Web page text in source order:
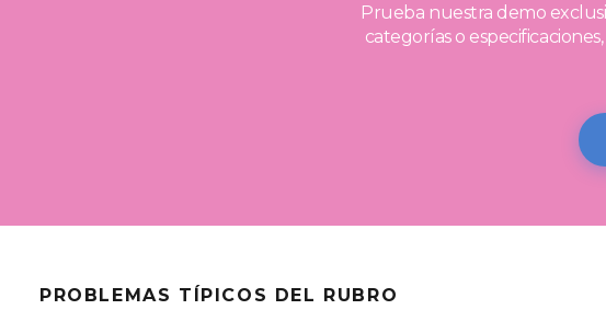
Prueba nuestra demo
categorías o
PROBLEMAS TÍPICOS DEL RUBRO